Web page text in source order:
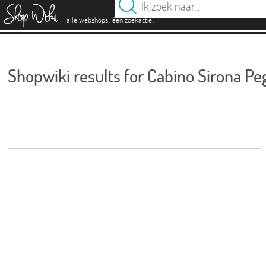
alle webshops. één zoekactie.
Shopwiki results for Cabino Sirona